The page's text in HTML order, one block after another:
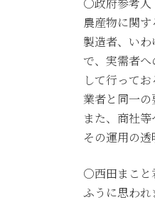
農産物に関
製造者、い
で、実需者
して行って
業者と同一の
また、商社
その運用の
○西田まこと
ふうに思わ